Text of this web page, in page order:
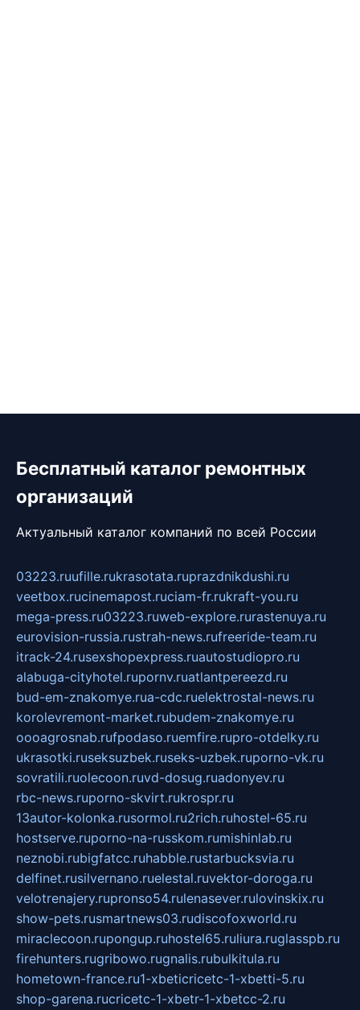
Бесплатный каталог ремонтных
организаций
Актуальный каталог компаний по всей России
03223.ruufille.rukrasotata.ruprazdnikdushi.ru
veetbox.rucinemapost.ruciam-fr.rukraft-you.ru
mega-press.ru03223.ruweb-explore.rurastenuya.ru
eurovision-russia.rustrah-news.rufreeride-team.ru
itrack-24.rusexshopexpress.ruautostudiopro.ru
alabuga-cityhotel.rupornv.ruatlantpereezd.ru
bud-em-znakomye.rua-cdc.ruelektrostal-news.ru
korolevremont-market.rubudem-znakomye.ru
oooagrosnab.rufpodaso.ruemfire.rupro-otdelky.ru
ukrasotki.ruseksuzbek.ruseks-uzbek.ruporno-vk.ru
sovratili.ruolecoon.ruvd-dosug.ruadonyev.ru
rbc-news.ruporno-skvirt.rukrospr.ru
13autor-kolonka.rusormol.ru2rich.ruhostel-65.ru
hostserve.ruporno-na-russkom.rumishinlab.ru
neznobi.rubigfatcc.ruhabble.rustarbucksvia.ru
delfinet.rusilvernano.ruelestal.ruvektor-doroga.ru
velotrenajery.rupronso54.rulenasever.rulovinskix.ru
show-pets.rusmartnews03.rudiscofoxworld.ru
miraclecoon.rupongup.ruhostel65.ruliura.ruglasspb.ru
firehunters.rugribowo.rugnalis.rubulkitula.ru
hometown-france.ru1-xbeticricetc-1-xbetti-5.ru
shop-garena.rucricetc-1-xbetr-1-xbetcc-2.ru